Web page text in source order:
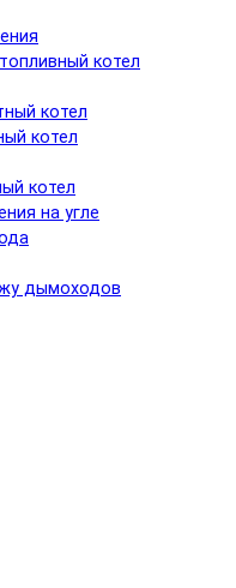
котел
котел
котел
котел
на угле
дымоходов